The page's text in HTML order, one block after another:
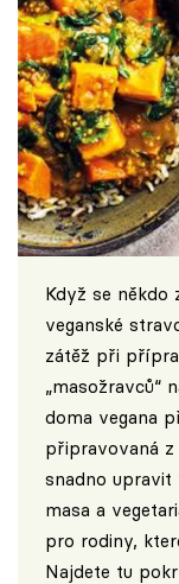
Když se
veganské
zátěž při
„masožravců“
doma vegana
připravovaná
snadno
masa a
pro rodiny,
Najdete tu